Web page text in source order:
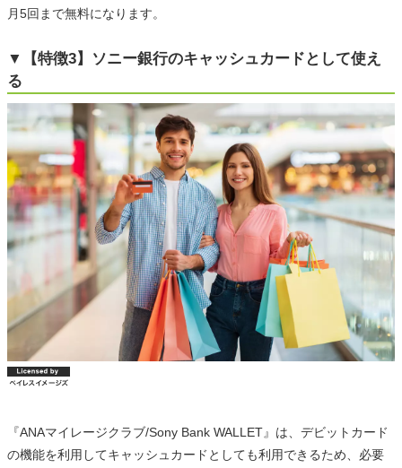
月5回まで無料になります。
▼【特徴3】ソニー銀行のキャッシュカードとして使え
る
『ANAマイレージクラブ/Sony Bank WALLET』は、デビットカード
の機能を利用してキャッシュカードとしても利用できるため、必要